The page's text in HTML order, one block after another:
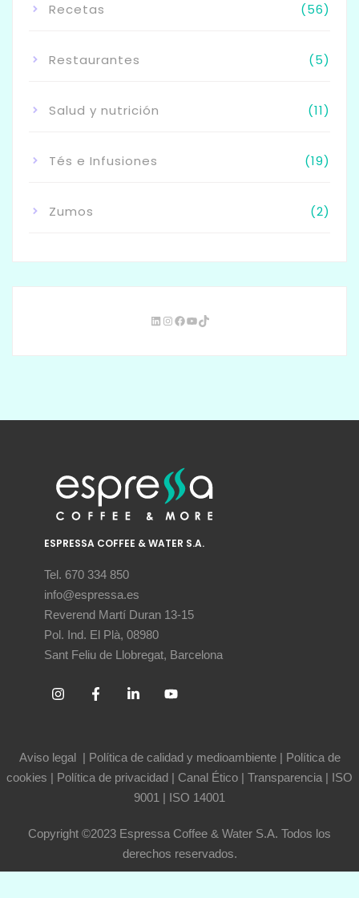
Recetas (56)
Restaurantes (5)
Salud y nutrición (11)
Tés e Infusiones (19)
Zumos (2)
ESPRESSA COFFEE & WATER S.A.
Tel. 670 334 850
info@espressa.es
Reverend Martí Duran 13-15
Pol. Ind. El Plà, 08980
Sant Feliu de Llobregat, Barcelona
Aviso legal | Política de calidad y medioambiente| Política de
cookies | Política de privacidad | Canal Ético | Transparencia | ISO
9001 | ISO 14001
Copyright ©2023 Espressa Coffee & Water S.A. Todos los
derechos reservados.